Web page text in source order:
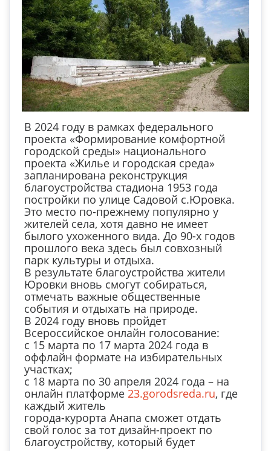
В 2024 году в рамках федерального
проекта «Формирование комфортной
городской среды» национального
проекта «Жилье и городская среда»
запланирована реконструкция
благоустройства стадиона 1953 года
постройки по улице Садовой с.Юровка.
Это место по-прежнему популярно у
жителей села, хотя давно не имеет
былого ухоженного вида. До 90-х годов
прошлого века здесь был совхозный
парк культуры и отдыха.
В результате благоустройства жители
Юровки вновь смогут собираться,
отмечать важные общественные
события и отдыхать на природе.
В 2024 году вновь пройдет
Всероссийское онлайн голосование:
с 15 марта по 17 марта 2024 года в
оффлайн формате на избирательных
участках;
с 18 марта по 30 апреля 2024 года – на
онлайн платформе 23.gorodsreda.ru, где
каждый житель
города-курорта Анапа сможет отдать
свой голос за тот дизайн-проект по
благоустройству, который будет